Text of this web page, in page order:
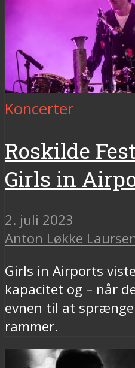
Koncerter
Roskilde
Girls in
2. juli 2023
Anton Løkke
Girls in Airports
kapacitet og – når
evnen til at
rammer.